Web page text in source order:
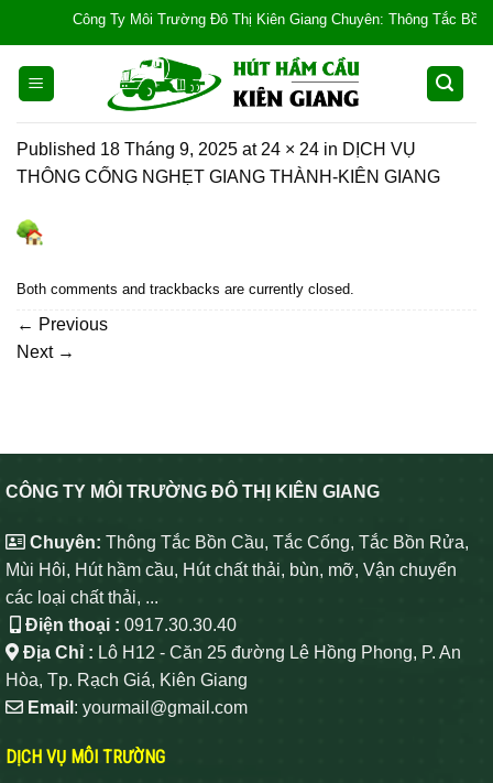
content
Công Ty Môi Trường Đô Thị Kiên Giang Chuyên: Thông Tắc Bồn
Published 18 Tháng 9, 2025 at 24 × 24 in DỊCH VỤ
THÔNG CỐNG NGHẸT GIANG THÀNH-KIÊN GIANG
Both comments and trackbacks are currently closed.
← Previous
Next →
CÔNG TY MÔI TRƯỜNG ĐÔ THỊ KIÊN GIANG
Chuyên: Thông Tắc Bồn Cầu, Tắc Cống, Tắc Bồn Rửa,
Mùi Hôi, Hút hầm cầu, Hút chất thải, bùn, mỡ, Vận chuyển
các loại chất thải, ...
Điện thoại : 0917.30.30.40
Địa Chỉ : Lô H12 - Căn 25 đường Lê Hồng Phong, P. An
Hòa, Tp. Rạch Giá, Kiên Giang
Email : yourmail@gmail.com
DỊCH VỤ MÔI TRƯỜNG